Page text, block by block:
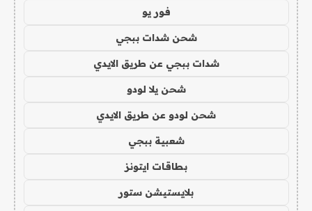
فور يو
شحن شدات ببجي
شدات ببجي عن طريق الايدي
شحن يلا لودو
شحن لودو عن طريق الايدي
شعبية ببجي
بطاقات ايتونز
بلايستيشن ستور